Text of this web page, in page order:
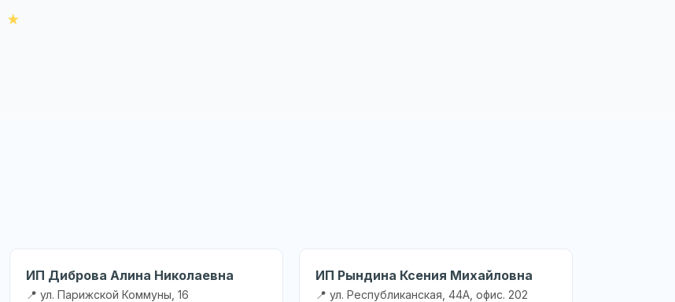
ИП Диброва Алина Николаевна
📍 ул. Парижской Коммуны, 16
ИП Рындина Ксения Михайловна
📍 ул. Республиканская, 44А, офис. 202